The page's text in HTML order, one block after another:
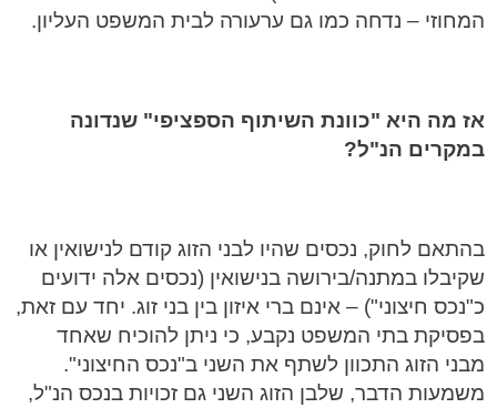
המחוזי – נדחה כמו גם ערעורה לבית המשפט העליון.
אז מה היא "כוונת השיתוף הספציפי" שנדונה
במקרים הנ"ל?
בהתאם לחוק, נכסים שהיו לבני הזוג קודם לנישואין או
שקיבלו במתנה/בירושה בנישואין (נכסים אלה ידועים
כ"נכס חיצוני") – אינם ברי איזון בין בני זוג. יחד עם זאת,
בפסיקת בתי המשפט נקבע, כי ניתן להוכיח שאחד
מבני הזוג התכוון לשתף את השני ב"נכס החיצוני".
משמעות הדבר, שלבן הזוג השני גם זכויות בנכס הנ"ל,